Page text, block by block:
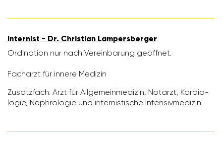
Inter­nist - Dr. Chris­tian Lampers­berger
Ordi­na­tion nur nach Verein­ba­rung geöffnet.
Fach­arzt für innere Medizin
Zusatz­fach: Arzt für Allge­mein­me­dizin, Notarzt, Kardio­
logie, Nephro­logie und inter­nis­ti­sche Inten­siv­me­dizin